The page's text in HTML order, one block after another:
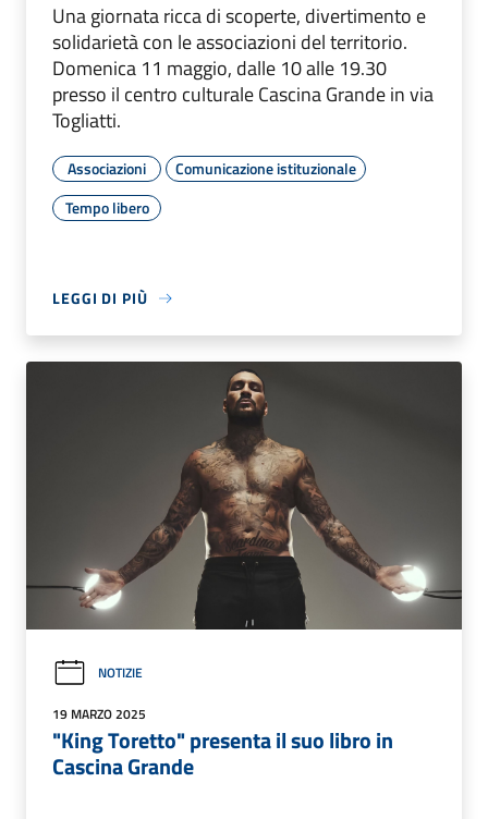
Una giornata ricca di scoperte, divertimento e
solidarietà con le associazioni del territorio.
Domenica 11 maggio, dalle 10 alle 19.30
presso il centro culturale Cascina Grande in via
Togliatti.
Associazioni
Comunicazione istituzionale
Tempo libero
LEGGI DI PIÙ
NOTIZIE
19 MARZO 2025
"King Toretto" presenta il suo libro in
Cascina Grande